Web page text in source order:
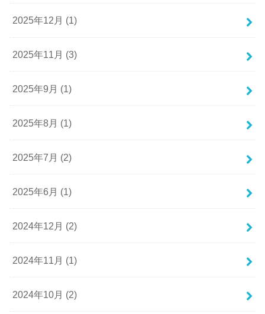
2025年12月 (1)
2025年11月 (3)
2025年9月 (1)
2025年8月 (1)
2025年7月 (2)
2025年6月 (1)
2024年12月 (2)
2024年11月 (1)
2024年10月 (2)